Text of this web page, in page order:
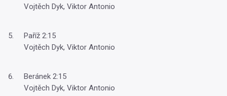
Vojtěch Dyk, Viktor Antonio
Paříž 2:15
Vojtěch Dyk, Viktor Antonio
Beránek 2:15
Vojtěch Dyk, Viktor Antonio